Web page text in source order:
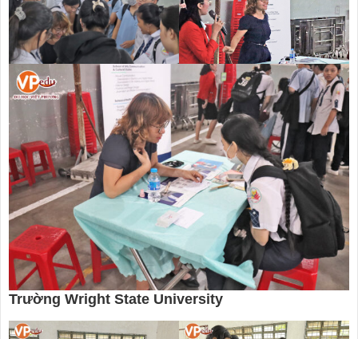
Trường Wright State University